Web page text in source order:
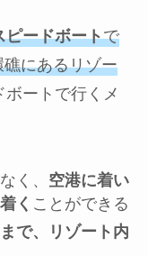
ピードボートで
にあるリゾー
ートで行くメ
く、 空港に着い
く ことができる
で、リゾート内